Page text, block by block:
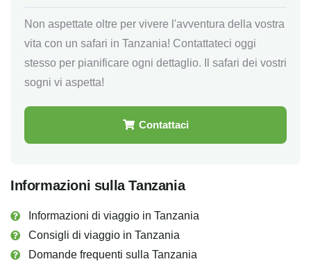
Non aspettate oltre per vivere l'avventura della vostra
vita con un safari in Tanzania! Contattateci oggi
stesso per pianificare ogni dettaglio. Il safari dei vostri
sogni vi aspetta!
Contattaci
Informazioni sulla Tanzania
Informazioni di viaggio in Tanzania
Consigli di viaggio in Tanzania
Domande frequenti sulla Tanzania